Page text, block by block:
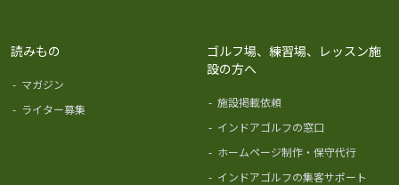
読みもの
- マガジン
- ライター募集
ゴルフ場、練習場、レッスン施
設の方へ
- 施設掲載依頼
- インドアゴルフの窓口
- ホームページ制作・保守代行
- インドアゴルフの集客サポート